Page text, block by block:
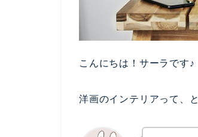
こんにちは！サーラです♪
洋画のインテリアって、